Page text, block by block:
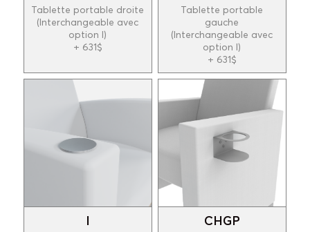
Tablette portable droite
(Interchangeable avec
option I)
+ 631$
Tablette portable
gauche
(Interchangeable avec
option I)
+ 631$
I CHGP